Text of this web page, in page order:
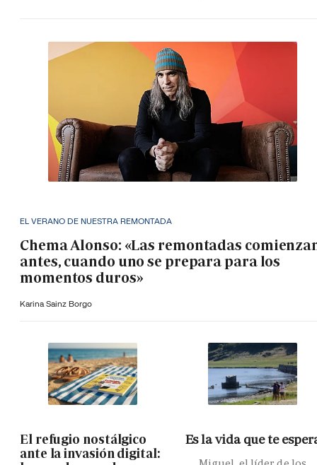
EL VERANO DE NUESTRA REMONTADA
Chema Alonso: «Las remontadas
antes, cuando uno se prepara para los
momentos duros»
Karina Sainz Borgo
El refugio nostálgico
ante la invasión digital:
Es la vida que te